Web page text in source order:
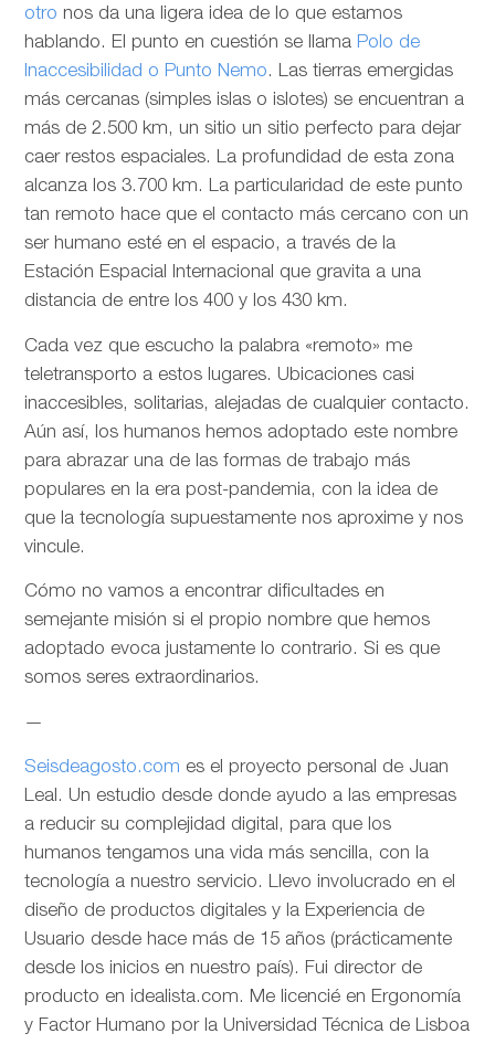
otro nos da una ligera idea de lo que estamos
hablando. El punto en cuestión se llama Polo de
Inaccesibilidad o Punto Nemo. Las tierras emergidas
más cercanas (simples islas o islotes) se encuentran a
más de 2.500 km, un sitio un sitio perfecto para dejar
caer restos espaciales. La profundidad de esta zona
alcanza los 3.700 km. La particularidad de este punto
tan remoto hace que el contacto más cercano con un
ser humano esté en el espacio, a través de la
Estación Espacial Internacional que gravita a una
distancia de entre los 400 y los 430 km.
Cada vez que escucho la palabra «remoto» me
teletransporto a estos lugares. Ubicaciones casi
inaccesibles, solitarias, alejadas de cualquier contacto.
Aún así, los humanos hemos adoptado este nombre
para abrazar una de las formas de trabajo más
populares en la era post-pandemia, con la idea de
que la tecnología supuestamente nos aproxime y nos
vincule.
Cómo no vamos a encontrar dificultades en
semejante misión si el propio nombre que hemos
adoptado evoca justamente lo contrario. Si es que
somos seres extraordinarios.
—
Seisdeagosto.com es el proyecto personal de Juan
Leal. Un estudio desde donde ayudo a las empresas
a reducir su complejidad digital, para que los
humanos tengamos una vida más sencilla, con la
tecnología a nuestro servicio. Llevo involucrado en el
diseño de productos digitales y la Experiencia de
Usuario desde hace más de 15 años (prácticamente
desde los inicios en nuestro país). Fui director de
producto en idealista.com. Me licencié en Ergonomía
y Factor Humano por la Universidad Técnica de Lisboa